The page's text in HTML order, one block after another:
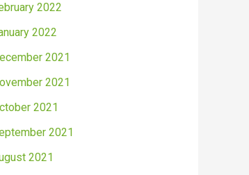
2022
2022
2021
2021
2021
2021
2021